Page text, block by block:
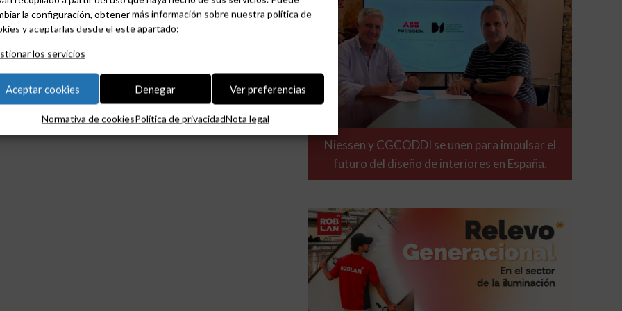
la configuración, obtener más información sobre nuestra política de
y aceptarlas desde el este apartado:
los servicios
Aceptar cookies Denegar Ver preferencias
Normativa de cookiesPolítica de privacidadNota legal
Niessen y CGCODDI se unen para impulsar el
futuro del diseño de interiores en España.